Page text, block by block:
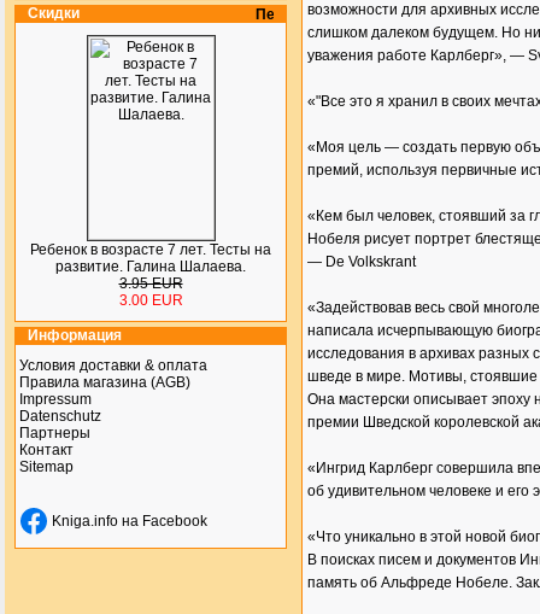
Скидки
Ребенок в возрасте 7 лет. Тесты на
развитие. Галина Шалаева.
3.95 EUR
3.00 EUR
Информация
Условия доставки & оплата
Правила магазина (AGB)
Impressum
Datenschutz
Партнеры
Контакт
Sitemap
Kniga.info на Facebook
возможности для архивных
слишком далеком будущем. Но
уважения работе Карлберг», —
«"Все это я хранил в своих
«Моя цель — создать первую
премий, используя первичные
«Кем был человек, стоявший за
Нобеля рисует портрет
— De Volkskrant
«Задействовав весь свой
написала исчерпывающую
исследования в архивах разных
шведе в мире. Мотивы, стоявшие
Она мастерски описывает
премии Шведской королевской
«Ингрид Карлберг совершила
об удивительном человеке и
«Что уникально в этой новой
В поисках писем и документов
память об Альфреде Нобеле.